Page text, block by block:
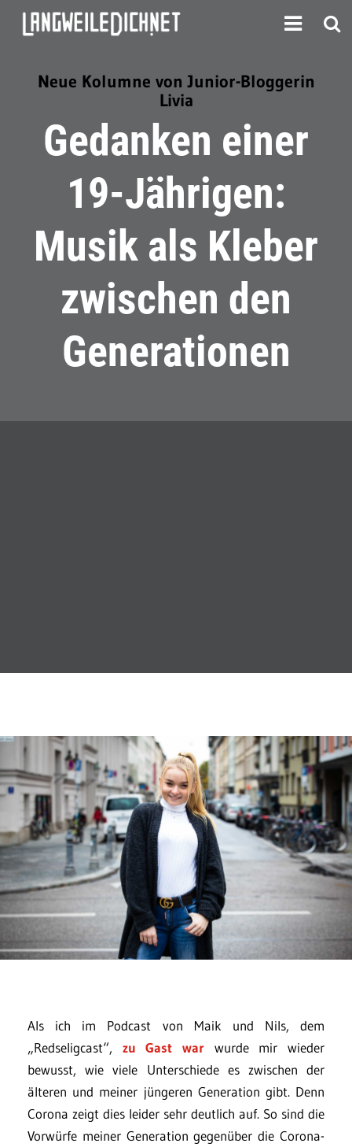
Neue Kolumne von Junior-Bloggerin
Livia
Gedanken einer
19-Jährigen:
Musik als Kleber
zwischen den
Generationen
Als ich im Podcast von Maik und Nils, dem
„Redseligcast“, zu Gast war wurde mir wieder
bewusst, wie viele Unterschiede es zwischen der
älteren und meiner jüngeren Generation gibt. Denn
Corona zeigt dies leider sehr deutlich auf. So sind die
Vorwürfe meiner Generation gegenüber die Corona-